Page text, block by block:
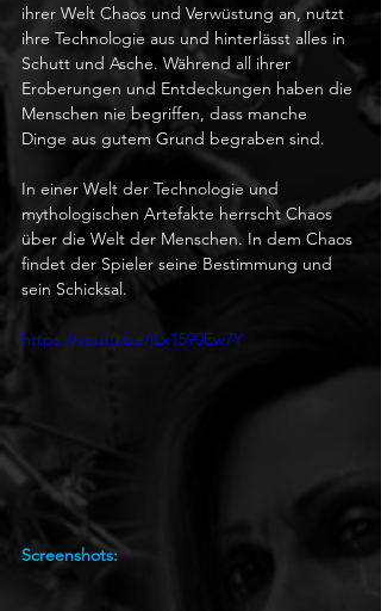
ihrer Welt Chaos und Verwüstung an, nutzt
ihre Technologie aus und hinterlässt alles in
Schutt und Asche. Während all ihrer
Eroberungen und Entdeckungen haben die
Menschen nie begriffen, dass manche
Dinge aus gutem Grund begraben sind.
In einer Welt der Technologie und
mythologischen Artefakte herrscht Chaos
über die Welt der Menschen. In dem Chaos
findet der Spieler seine Bestimmung und
sein Schicksal.
https://youtu.be/jLx1590Ew7Y
Screenshots: